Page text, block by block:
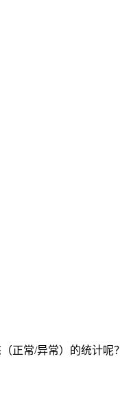
正常/异常）的统计呢？